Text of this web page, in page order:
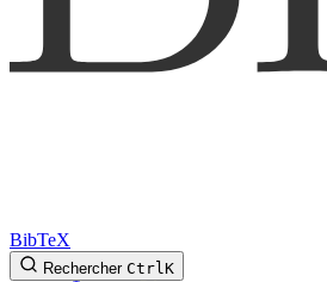
BibTeX
Rechercher CtrlK